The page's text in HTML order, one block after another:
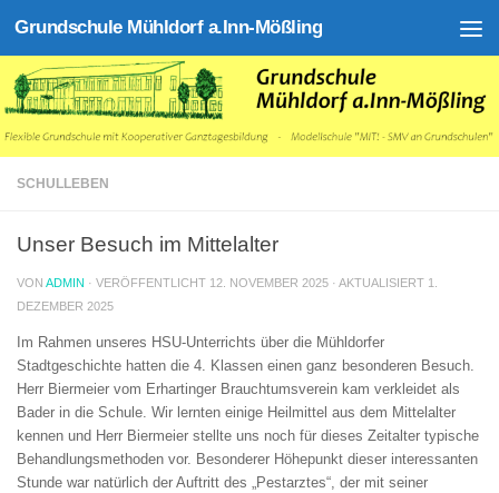
Zum Inhalt springen
Grundschule Mühldorf a.Inn-Mößling
SCHULLEBEN
Unser Besuch im Mittelalter
VON ADMIN · VERÖFFENTLICHT 12. NOVEMBER 2025 · AKTUALISIERT 1.
DEZEMBER 2025
Im Rahmen unseres HSU-Unterrichts über die Mühldorfer
Stadtgeschichte hatten die 4. Klassen einen ganz besonderen Besuch.
Herr Biermeier vom Erhartinger Brauchtumsverein kam verkleidet als
Bader in die Schule. Wir lernten einige Heilmittel aus dem Mittelalter
kennen und Herr Biermeier stellte uns noch für dieses Zeitalter typische
Behandlungsmethoden vor. Besonderer Höhepunkt dieser interessanten
Stunde war natürlich der Auftritt des „Pestarztes“, der mit seiner